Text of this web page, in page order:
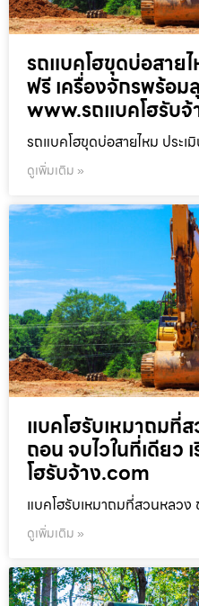
รถแบคโฮขุดบ่อสาย
ฟรี เครื่องจักรพร้อม
www.รถแบคโฮรับ
รถแบคโฮขุดบ่อสายไหม ประเ
ดูเพิ่มเติม »
แบคโฮรับเหมาถมที่
ถอน จบไวในที่เดียว
โฮรับจ้าง.com
แบคโฮรับเหมาถมที่สวนหลว
ดูเพิ่มเติม »